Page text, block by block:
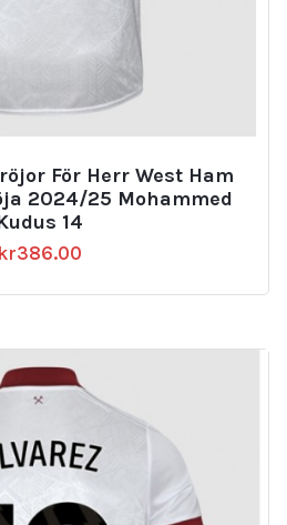
För Herr West Ham
2024/25 Mohammed
14
kr386.00